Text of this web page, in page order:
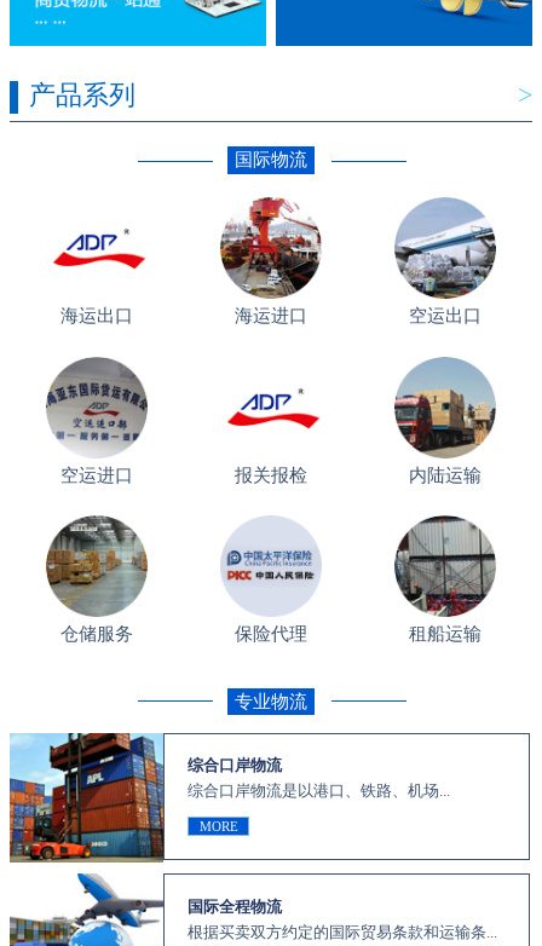
产品系列 >
国际物流
海运出口 海运进口 空运出口
空运进口 报关报检 内陆运输
仓储服务 保险代理 租船运输
专业物流
综合口岸物流
综合口岸物流是以港口、铁路、机场...
MORE
国际全程物流
根据买卖双方约定的国际贸易条款和运输条...